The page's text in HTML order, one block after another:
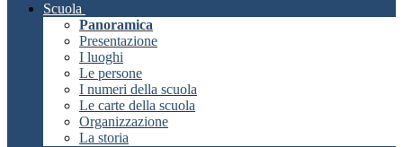
Scuola
Panoramica
Presentazione
I luoghi
Le persone
I numeri della scuola
Le carte della scuola
Organizzazione
La storia